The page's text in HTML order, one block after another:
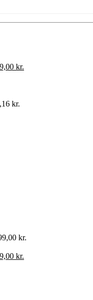
kr..
kr.
kr.
kr.
kr.